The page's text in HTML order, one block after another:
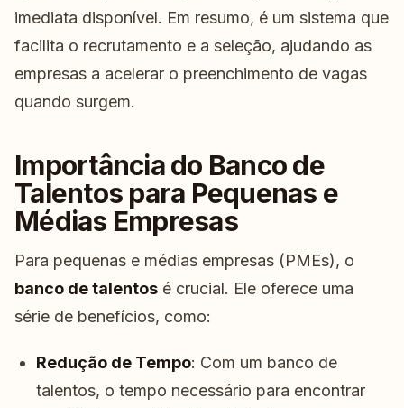
imediata disponível. Em resumo, é um sistema que
facilita o recrutamento e a seleção, ajudando as
empresas a acelerar o preenchimento de vagas
quando surgem.
Importância do Banco de
Talentos para Pequenas e
Médias Empresas
Para pequenas e médias empresas (PMEs), o
banco de talentos é crucial. Ele oferece uma
série de benefícios, como:
Redução de Tempo: Com um banco de
talentos, o tempo necessário para encontrar